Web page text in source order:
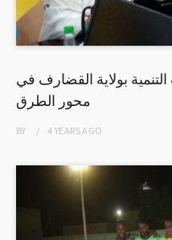
بولاية القضارف في
محور الطرق
BY 4 YEARSAGO